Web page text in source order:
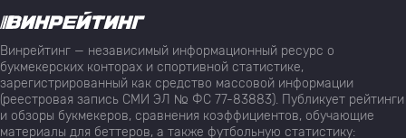
Винрейтинг — независимый информационный ресурс о
букмекерских конторах и спортивной статистике,
зарегистрированный как средство массовой информации
(реестровая запись СМИ ЭЛ № ФС 77-83883). Публикует рейтинги
и обзоры букмекеров, сравнения коэффициентов, обучающие
материалы для беттеров, а также футбольную статистику: